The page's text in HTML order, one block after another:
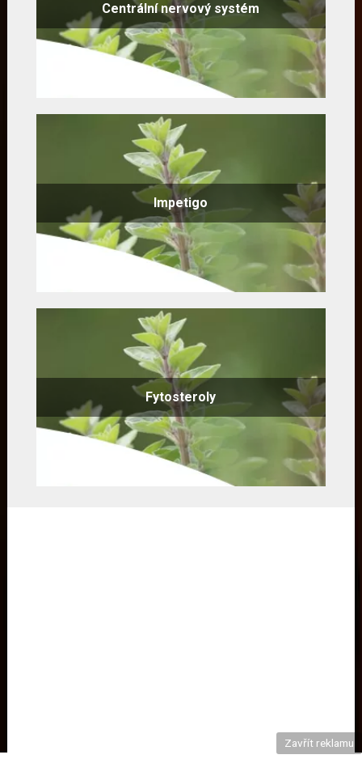
Centrální nervový systém
Impetigo
Fytosteroly
Zavřít reklamu